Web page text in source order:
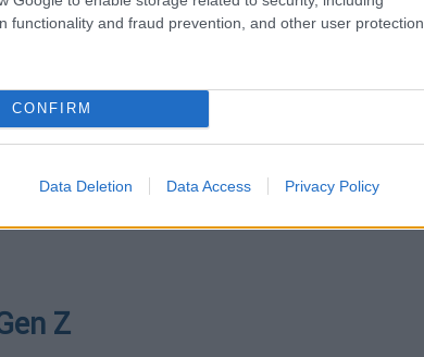
functionality and fraud prevention, and other user protection.
CONFIRM
Data Deletion Data Access Privacy Policy
Z